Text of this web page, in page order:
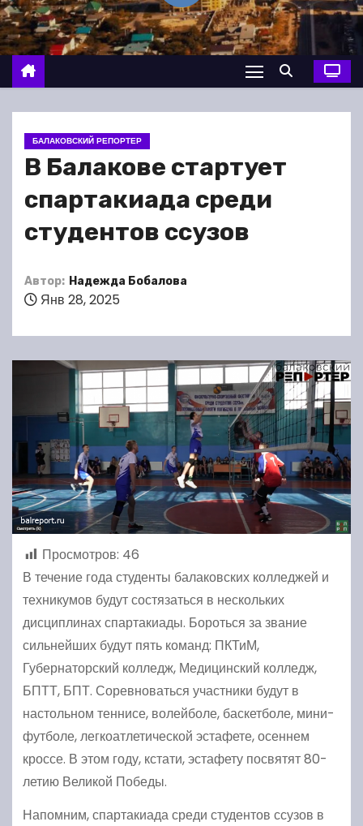
о
м
у
БАЛАКОВСКИЙ РЕПОРТЕР
В Балакове стартует
спартакиада среди
студентов ссузов
Автор: Надежда Бобалова
Янв 28, 2025
Просмотров: 46
В течение года студенты балаковских колледжей и
техникумов будут состязаться в нескольких
дисциплинах спартакиады. Бороться за звание
сильнейших будут пять команд: ПКТиМ,
Губернаторский колледж, Медицинский колледж,
БПТТ, БПТ. Соревноваться участники будут в
настольном теннисе, волейболе, баскетболе, мини-
футболе, легкоатлетической эстафете, осеннем
кроссе. В этом году, кстати, эстафету посвятят 80-
летию Великой Победы.
Напомним, спартакиада среди студентов ссузов в